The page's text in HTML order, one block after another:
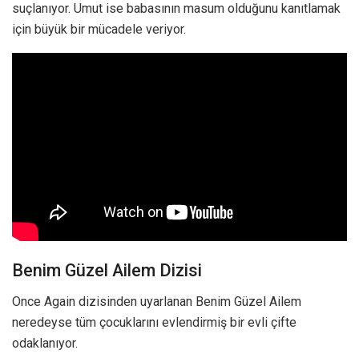
suçlanıyor. Umut ise babasının masum olduğunu kanıtlamak
için büyük bir mücadele veriyor.
Benim Güzel Ailem Dizisi
Once Again dizisinden uyarlanan Benim Güzel Ailem
neredeyse tüm çocuklarını evlendirmiş bir evli çifte
odaklanıyor.